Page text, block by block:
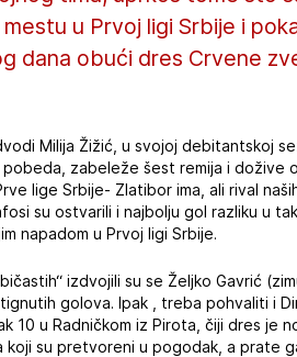
u Prvoj ligi Srbije i
dana obući dres Crvene
Milija Žižić, u svojoj debitantskoj
zabeleže šest remija i dožive
lige Srbije- Zlatibor ima, ali rival
su ostvarili i najbolju gol razliku u
napadom u Prvoj ligi Srbije.
izdvojili su se Željko Gavrić
golova. Ipak , treba pohvaliti i
10 u Radničkom iz Pirota, čiji dres je
koji su pretvoreni u pogodak, a prate